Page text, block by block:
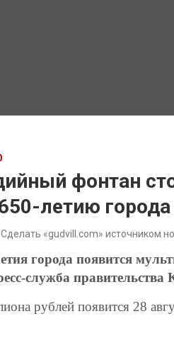
фонтан
летию города
Сделать «gudvill.com» источником
города появится
служба правительства
рублей появится 28